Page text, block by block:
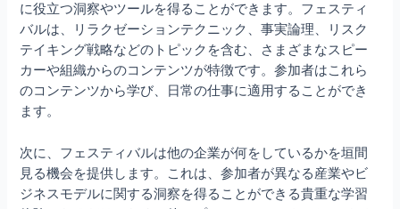
に役立つ洞察やツールを得ることができます。フェスティ
バルは、リラクゼーションテクニック、事実論理、リスク
テイキング戦略などのトピックを含む、さまざまなスピー
カーや組織からのコンテンツが特徴です。参加者はこれら
のコンテンツから学び、日常の仕事に適用することができ
ます。
次に、フェスティバルは他の企業が何をしているかを垣間
見る機会を提供します。これは、参加者が異なる産業やビ
ジネスモデルに関する洞察を得ることができる貴重な学習